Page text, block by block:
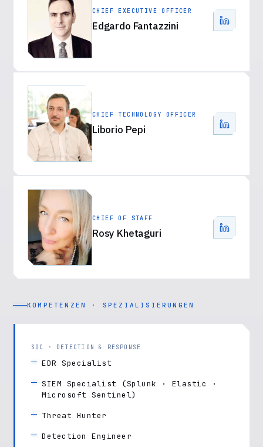
CHIEF EXECUTIVE OFFICER
Edgardo Fantazzini
CHIEF TECHNOLOGY OFFICER
Liborio Pepi
CHIEF OF STAFF
Rosy Khetaguri
KOMPETENZEN · SPEZIALISIERUNGEN
SOC · DETECTION & RESPONSE
EDR Specialist
SIEM Specialist (Splunk · Elastic ·
Microsoft Sentinel)
Threat Hunter
Detection Engineer